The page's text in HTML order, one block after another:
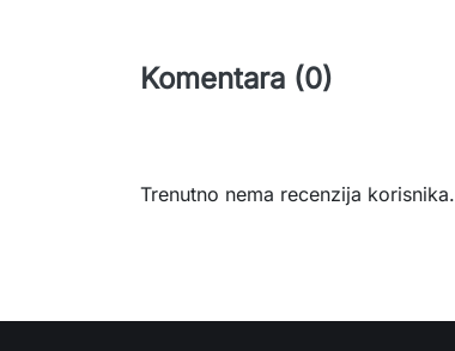
Komentara (0)
Trenutno nema recenzija korisnika.